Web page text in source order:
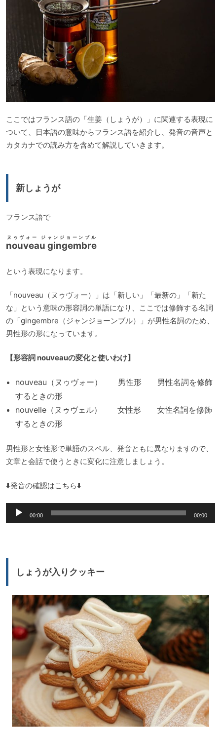
ここではフランス語の「生姜（しょうが）」に関連する表現に
ついて、日本語の意味からフランス語を紹介し、発音の音声と
カタカナでの読み方を含めて解説していきます。
新しょうが
フランス語で
nouveau gingembre
ヌゥヴォー ジャンジョーンブル
という表現になります。
「nouveau（ヌゥヴォー）」は「新しい」「最新の」「新た
な」という意味の形容詞の単語になり、ここでは修飾する名詞
の「gingembre（ジャンジョーンブル）」が男性名詞のため、
男性形の形になっています。
【形容詞 nouveauの変化と使いわけ】
nouveau（ヌゥヴォー） 男性形 男性名詞を修飾
するときの形
nouvelle（ヌゥヴェル） 女性形 女性名詞を修飾
するときの形
男性形と女性形で単語のスペル、発音ともに異なりますので、
文章と会話で使うときに変化に注意しましょう。
⬇️発音の確認はこちら⬇️
声
ー
00:00 00:00
しょうが入りクッキー